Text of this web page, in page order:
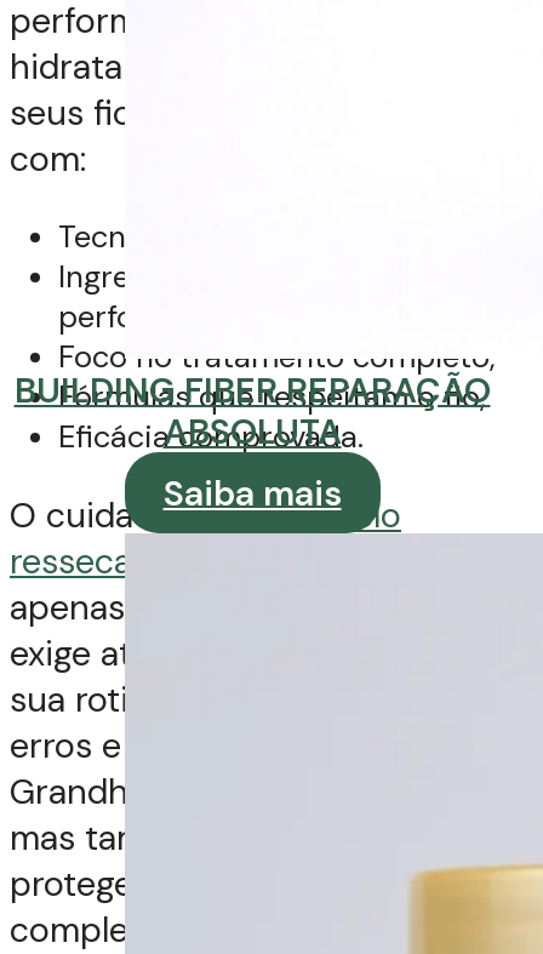
BUILDING FIBER REPARAÇÃO
ABSOLUTA
Saiba mais
performance para nutrir,
hidratar e restaurar a saúde dos
seus fios de dentro para fora
com:
Tecnologia e inovação,
Ingredientes de alta
performance,
Foco no tratamento completo,
Fórmulas que respeitam o fio,
Eficácia comprovada.
O cuidado com ocabelo
ressecado
apenas aplicar um produto: ele
exige atenção aos detalhes da
sua rotina. Ao corrigir esses 7
erros e adotar os tratamentos
Grandha, você não só hidrata,
mas também nutre, fortalece e
protege seus fios de forma
completa.